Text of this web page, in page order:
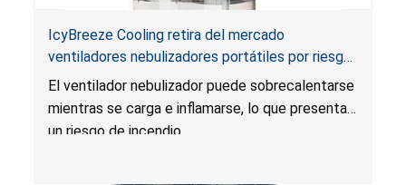
IcyBreeze Cooling retira del mercado
ventiladores nebulizadores portátiles por riesgo
de incendio
El ventilador nebulizador puede sobrecalentarse
mientras se carga e inflamarse, lo que presenta
un riesgo de incendio.